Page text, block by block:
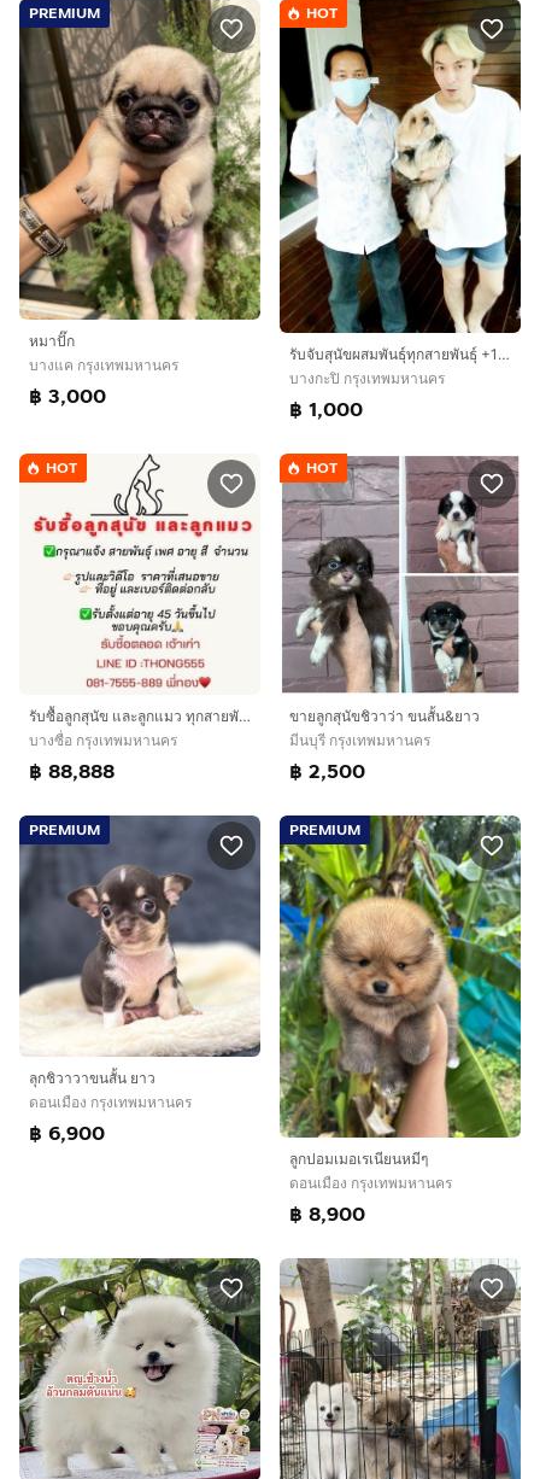
PREMIUM
หมาปั๊ก
บางแค กรุงเทพมหานคร
฿ 3,000
HOT
รับจับสุนัขผสมพันธุ์ทุกสายพันธุ์ +1000
บางกะปิ กรุงเทพมหานคร
฿ 1,000
HOT
รับซื้อลูกสุนัข และลูกแมว ทุกสายพันธุ์ สำหรับลูกแมว
บางซื่อ กรุงเทพมหานคร
฿ 88,888
HOT
ขายลูกสุนัขชิวาว่า ขนสั้น&ยาว
มีนบุรี กรุงเทพมหานคร
฿ 2,500
PREMIUM
ลุกชิวาวาขนสั้น ยาว
ดอนเมือง กรุงเทพมหานคร
฿ 6,900
PREMIUM
ลูกปอมเมอเรเนียนหมีๆ
ดอนเมือง กรุงเทพมหานคร
฿ 8,900